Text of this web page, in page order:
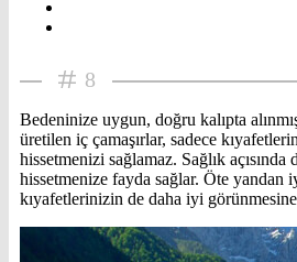
8
Bedeninize uygun, doğru kalıpta
üretilen iç çamaşırlar, sadece
hissetmenizi sağlamaz. Sağlık
hissetmenize fayda sağlar. Öte yandan
kıyafetlerinizin de daha iyi görünmesine